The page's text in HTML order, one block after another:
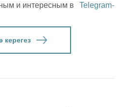
и интересным в
Telegram-
керегез